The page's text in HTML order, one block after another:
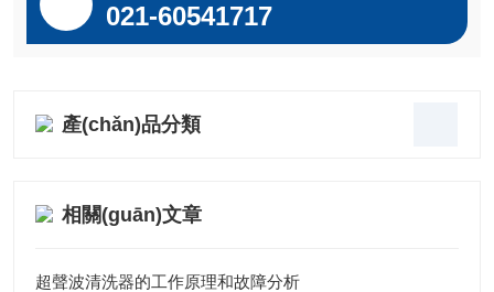
021-60541717
產(chǎn)品分類
相關(guān)文章
超聲波清洗器的工作原理和故障分析